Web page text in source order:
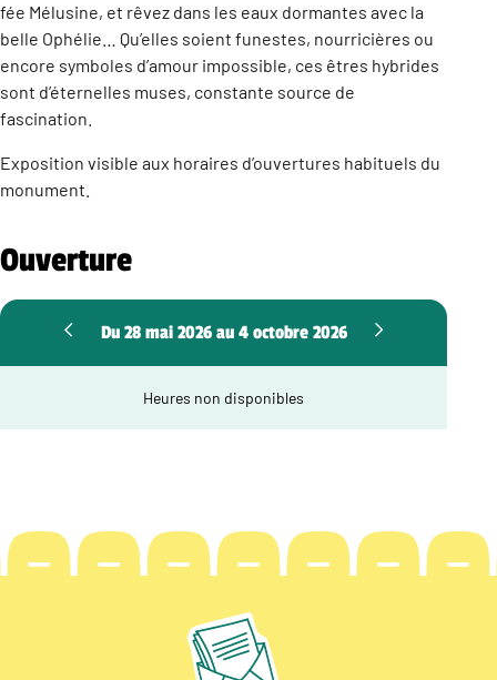
fée Mélusine, et rêvez dans les eaux dormantes avec la
belle Ophélie… Qu’elles soient funestes, nourricières ou
encore symboles d’amour impossible, ces êtres hybrides
sont d’éternelles muses, constante source de
fascination.
Exposition visible aux horaires d’ouvertures habituels du
monument.
Ouverture
Du 28 mai 2026 au 4 octobre 2026
Heures non disponibles